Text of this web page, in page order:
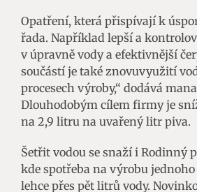
Opatření, která přispívají k
řada. Například lepší a
v úpravně vody a efektivnější
součástí je také znovuvyužití
procesech výroby,“ dodává
Dlouhodobým cílem firmy je
na 2,9 litru na uvařený litr piva.
Šetřit vodou se snaží i Rodinný
kde spotřeba na výrobu
lehce přes pět litrů vody.